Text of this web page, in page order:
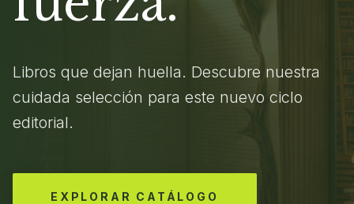
Libros que dejan huella. Descubre nuestra
cuidada selección para este nuevo ciclo
editorial.
EXPLORAR CATÁLOGO